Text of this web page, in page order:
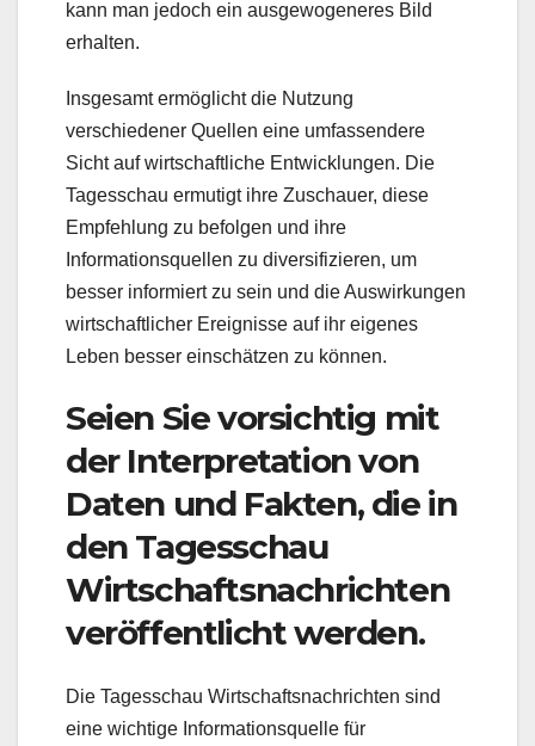
kann man jedoch ein ausgewogeneres Bild
erhalten.
Insgesamt ermöglicht die Nutzung
verschiedener Quellen eine umfassendere
Sicht auf wirtschaftliche Entwicklungen. Die
Tagesschau ermutigt ihre Zuschauer, diese
Empfehlung zu befolgen und ihre
Informationsquellen zu diversifizieren, um
besser informiert zu sein und die Auswirkungen
wirtschaftlicher Ereignisse auf ihr eigenes
Leben besser einschätzen zu können.
Seien Sie vorsichtig mit
der Interpretation von
Daten und Fakten, die in
den Tagesschau
Wirtschaftsnachrichten
veröffentlicht werden.
Die Tagesschau Wirtschaftsnachrichten sind
eine wichtige Informationsquelle für